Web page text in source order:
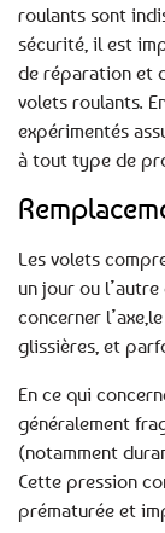
roulants sont
sécurité, il est
de réparation et
volets roulants.
expérimentés
à tout type de
Les volets
un jour ou
concerner
glissières, et
En ce qui
généralement
(notamment
Cette pression
prématurée et